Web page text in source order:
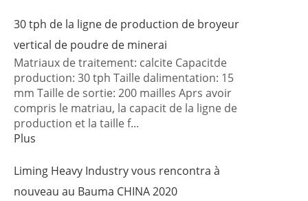
30 tph de la ligne de production de broyeur
vertical de poudre de minerai
Matriaux de traitement: calcite Capacitde
production: 30 tph Taille dalimentation: 15
mm Taille de sortie: 200 mailles Aprs avoir
compris le matriau, la capacit de la ligne de
production et la taille f...
Plus
Liming Heavy Industry vous rencontra à
nouveau au Bauma CHINA 2020